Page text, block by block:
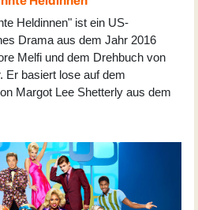
Heldinnen" ist ein US-
Drama aus dem Jahr 2016
Melfi und dem Drehbuch von
Er basiert lose auf dem
Margot Lee Shetterly aus dem